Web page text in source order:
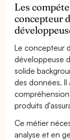
Les
concepteur
Le concepteur
développeuse
solide
des données.
produits
Ce métier
analyse et en